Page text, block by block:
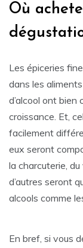
Où
Les épiceries
dans les
d’alcool ont bien
croissance. Et,
facilement
eux seront
la charcuterie,
d’autres seront
alcools comme
En bref, si vous